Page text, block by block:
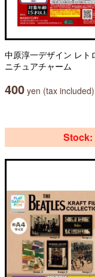
中原淳一デザイン レト
ニチュアチャーム
400 yen (tax included)